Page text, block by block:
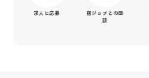
求人に応募
宿ジョブとの面
談